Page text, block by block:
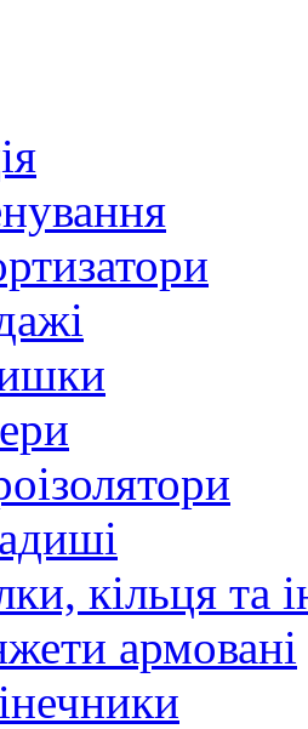
кільця та
армовані